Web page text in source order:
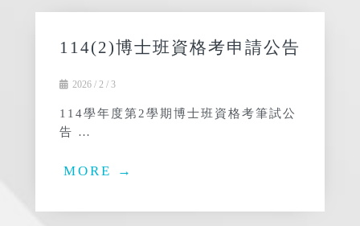
114(2)博士班資格考申請公告
2026 / 2 / 3
114學年度第2學期博士班資格考筆試公
告 …
MORE →